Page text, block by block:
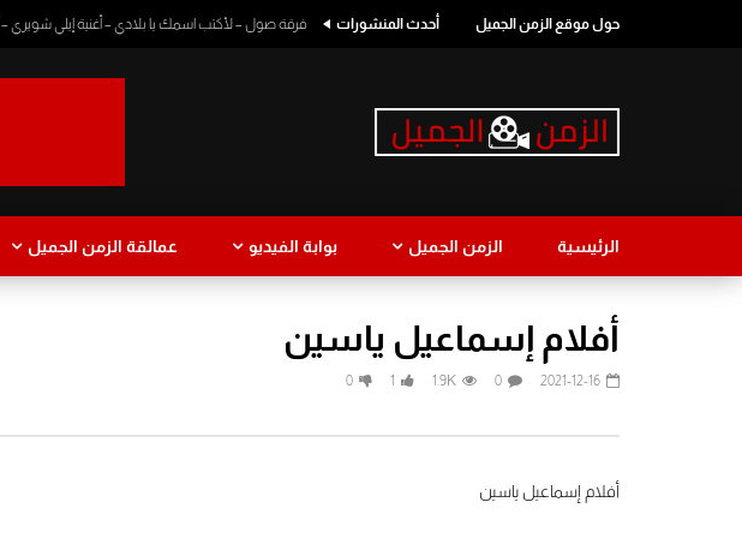
حول موقع الزمن الجميل أحدث المنشورات فرقة صول – لأكتب اسمك يا بلادي – أغنية إيلي شويري – Soul Band
الرئيسية الزمن الجميل
طرب لبناني
بوابة الفيديو عمالقة الزمن الجميل
أفلام إسماعيل ياسين
2021-12-16
0
1.9K
1
0
أفلام إسماعيل ياسين